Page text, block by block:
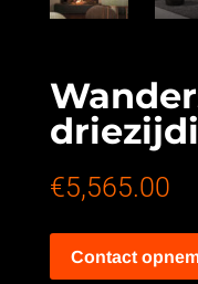
€5,565.00
Contact